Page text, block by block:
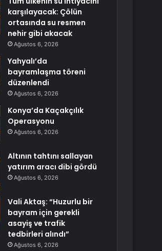
karşılayacak: Çölün
ortasında su resmen
nehir gibi akacak
Ağustos 6, 2026
Yahyalı’da
bayramlaşma töreni
düzenlendi
Ağustos 6, 2026
Konya’da Kaçakçılık
Operasyonu
Ağustos 6, 2026
Altının tahtını sallayan
yatırım aracı dibi gördü
Ağustos 6, 2026
Vali Aktaş: “Huzurlu bir
bayram için gerekli
asayiş ve trafik
tedbirleri alındı”
Ağustos 6, 2026